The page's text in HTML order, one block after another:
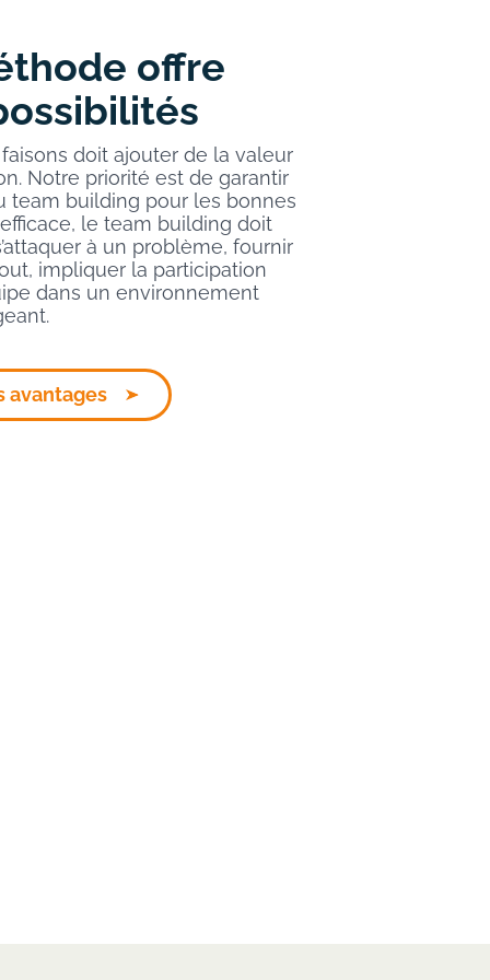
offre
doit ajouter de la valeur
Notre priorité est de garantir
team building pour les bonnes
le team building doit
à un problème, fournir
impliquer la participation
dans un environnement
avantages